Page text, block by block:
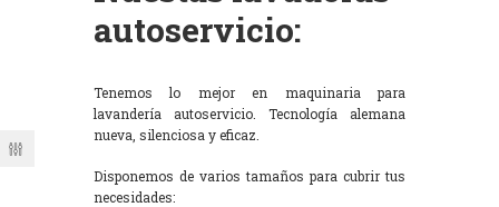
autoservicio:
Tenemos lo mejor en maquinaria para
lavandería autoservicio. Tecnología alemana
nueva, silenciosa y eficaz.
Disponemos de varios tamaños para cubrir tus
necesidades: